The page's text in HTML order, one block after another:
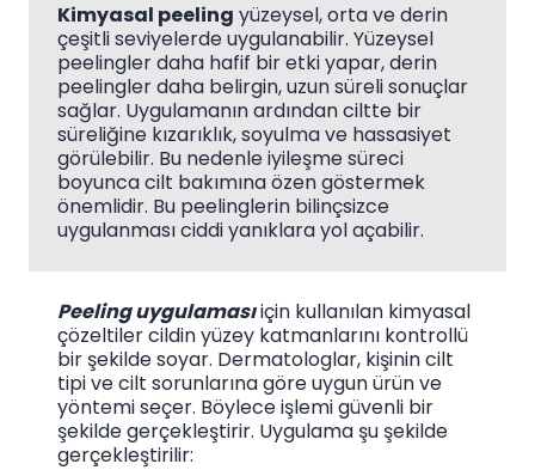
Kimyasal peeling yüzeysel, orta ve derin
çeşitli seviyelerde uygulanabilir. Yüzeysel
peelingler daha hafif bir etki yapar, derin
peelingler daha belirgin, uzun süreli sonuçlar
sağlar. Uygulamanın ardından ciltte bir
süreliğine kızarıklık, soyulma ve hassasiyet
görülebilir. Bu nedenle iyileşme süreci
boyunca cilt bakımına özen göstermek
önemlidir. Bu peelinglerin bilinçsizce
uygulanması ciddi yanıklara yol açabilir.
Peeling uygulamasıiçin kullanılan kimyasal
çözeltiler cildin yüzey katmanlarını kontrollü
bir şekilde soyar. Dermatologlar, kişinin cilt
tipi ve cilt sorunlarına göre uygun ürün ve
yöntemi seçer. Böylece işlemi güvenli bir
şekilde gerçekleştirir. Uygulama şu şekilde
gerçekleştirilir: